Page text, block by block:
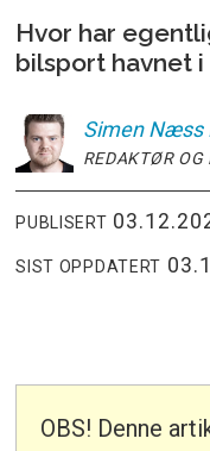
Hvor har
bilsport havnet i
Simen Næss
REDAKTØR OG
PUBLISERT
SIST OPPDATERT
OBS! Denne